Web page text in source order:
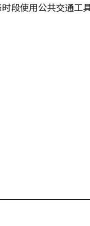
段使用公共交通工